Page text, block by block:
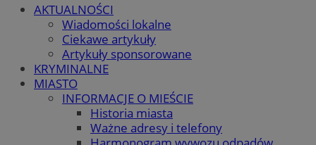
AKTUALNOŚCI
Wiadomości lokalne
Ciekawe artykuły
Artykuły sponsorowane
KRYMINALNE
MIASTO
INFORMACJE O MIEŚCIE
Historia miasta
Ważne adresy i telefony